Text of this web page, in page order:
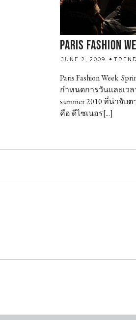
PARIS FASHION
JUNE 2, 2009
Paris Fashion Week
กำหนดการวันและเวลา
summer 2010 ที่น่าจั
คือ ดีไซเนอร[...]